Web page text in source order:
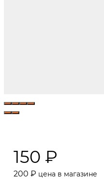
150 ₽
200 ₽ цена в магазине